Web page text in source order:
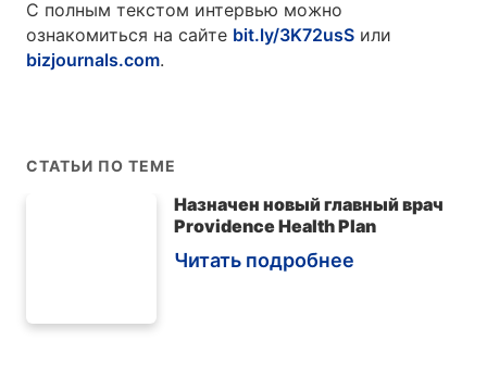
С полным текстом интервью можно
ознакомиться на сайте bit.ly/3K72usS или
bizjournals.com.
СТАТЬИ ПО ТЕМЕ
Назначен новый главный врач
Providence Health Plan
Читать подробнее